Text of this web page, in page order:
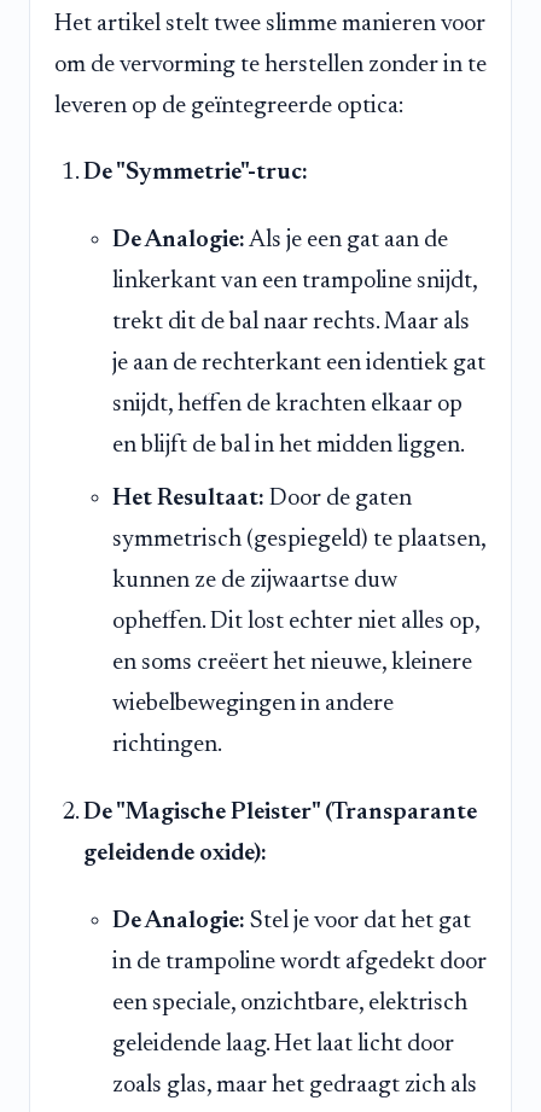
Het artikel stelt twee slimme manieren voor
om de vervorming te herstellen zonder in te
leveren op de geïntegreerde optica:
De "Symmetrie"-truc:
De Analogie: Als je een gat aan de
linkerkant van een trampoline snijdt,
trekt dit de bal naar rechts. Maar als
je aan de rechterkant een identiek gat
snijdt, heffen de krachten elkaar op
en blijft de bal in het midden liggen.
Het Resultaat: Door de gaten
symmetrisch (gespiegeld) te plaatsen,
kunnen ze de zijwaartse duw
opheffen. Dit lost echter niet alles op,
en soms creëert het nieuwe, kleinere
wiebelbewegingen in andere
richtingen.
De "Magische Pleister" (Transparante
geleidende oxide):
De Analogie: Stel je voor dat het gat
in de trampoline wordt afgedekt door
een speciale, onzichtbare, elektrisch
geleidende laag. Het laat licht door
zoals glas, maar het gedraagt zich als